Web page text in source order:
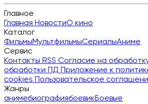
Главное
Главная НовостиО кино
Каталог
ФильмыМультфильмыСериалыАниме
Сервис
Контакты RSS Согласие на
обработки ПД Приложение к
cookies Пользовательское
Жанры
анимебиографиябоевикБоевые